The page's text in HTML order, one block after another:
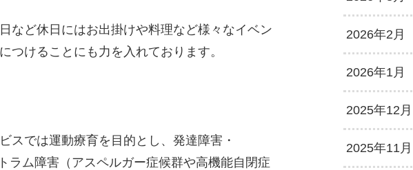
など休日にはお出掛けや料理など様々なイベン
つけることにも力を入れております。
スでは運動療育を目的とし、発達障害・
ラム障害（アスペルガー症候群や高機能自閉症
2026年2月
2026年1月
2025年12月
2025年11月